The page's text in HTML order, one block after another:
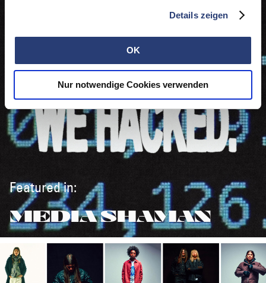
Details zeigen
OK
Nur notwendige Cookies verwenden
Featured in:
MEDIA SHAMAN